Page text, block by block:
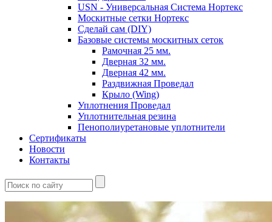
USN - Универсальная Система Нортекс
Москитные сетки Нортекс
Сделай сам (DIY)
Базовые системы москитных сеток
Рамочная 25 мм.
Дверная 32 мм.
Дверная 42 мм.
Раздвижная Проведал
Крыло (Wing)
Уплотнения Проведал
Уплотнительная резина
Пенополиуретановые уплотнители
Сертификаты
Новости
Контакты